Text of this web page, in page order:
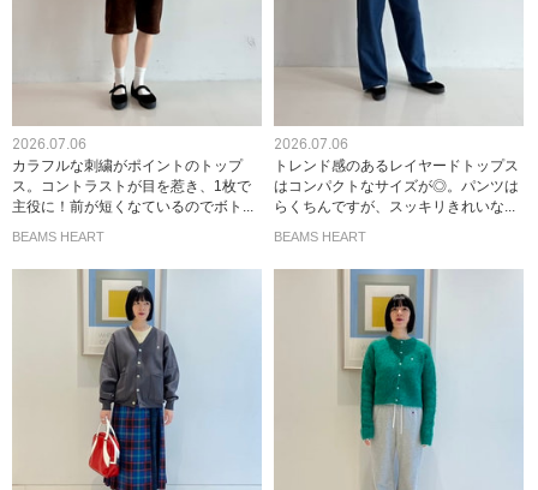
2026.07.06
カラフルな刺繍がポイントのトップ
ス。コントラストが目を惹き、1枚で
主役に！前が短くなているのでボト...
BEAMS HEART
2026.07.06
トレンド感のあるレイヤードトップス
はコンパクトなサイズが◎。パンツは
らくちんですが、スッキリきれいな...
BEAMS HEART